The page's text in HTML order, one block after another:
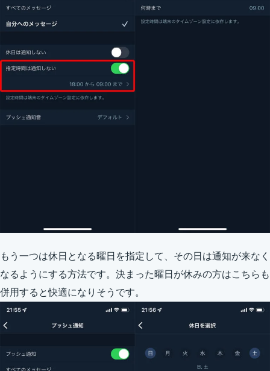
もう一つは休日となる曜日を指定して、その日は通知が来なく
なるようにする方法です。決まった曜日が休みの方はこちらも
併用すると快適になりそうです。